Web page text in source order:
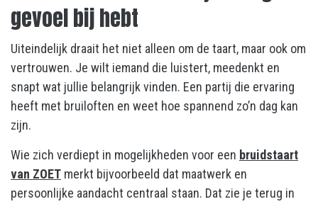
gevoel bij hebt
Uiteindelijk draait het niet alleen om de taart, maar ook om
vertrouwen. Je wilt iemand die luistert, meedenkt en
snapt wat jullie belangrijk vinden. Een partij die ervaring
heeft met bruiloften en weet hoe spannend zo’n dag kan
zijn.
Wie zich verdiept in mogelijkheden voor een bruidstaart
van ZOET merkt bijvoorbeeld dat maatwerk en
persoonlijke aandacht centraal staan. Dat zie je terug in